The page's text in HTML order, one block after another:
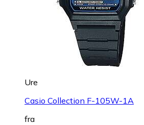
Ure
Casio Collection F-105W-1A
fra